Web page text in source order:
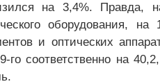
на 3,4%. Правда,
оборудования,
и оптических
соответственно на